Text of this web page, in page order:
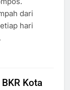
dari
hari
Kota